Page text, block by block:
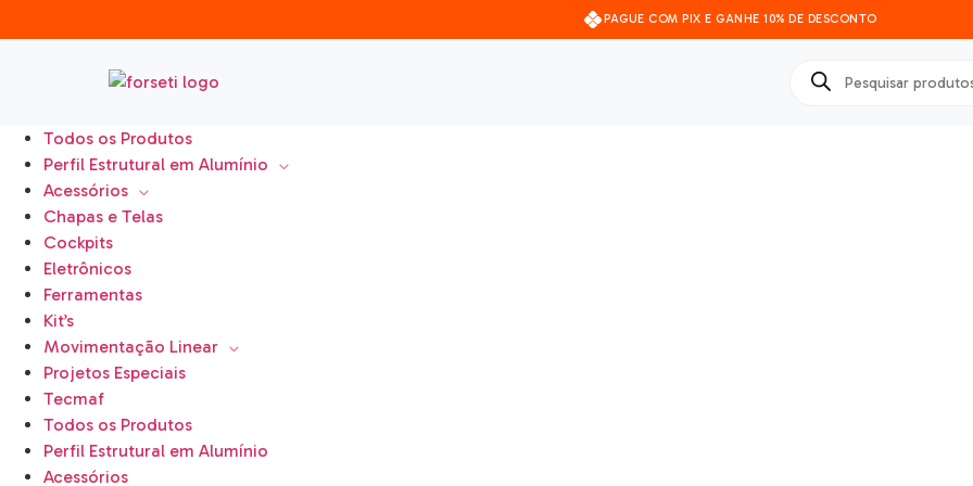
PAGUE COM PIX E GANHE 10% DE DESCONTO
Pesquisar
produtos
Todos os Produtos
Perfil Estrutural em Alumínio
Acessórios
Chapas e Telas
Cockpits
Eletrônicos
Ferramentas
Kit’s
Movimentação Linear
Projetos Especiais
Tecmaf
Todos os Produtos
Perfil Estrutural em Alumínio
Acessórios